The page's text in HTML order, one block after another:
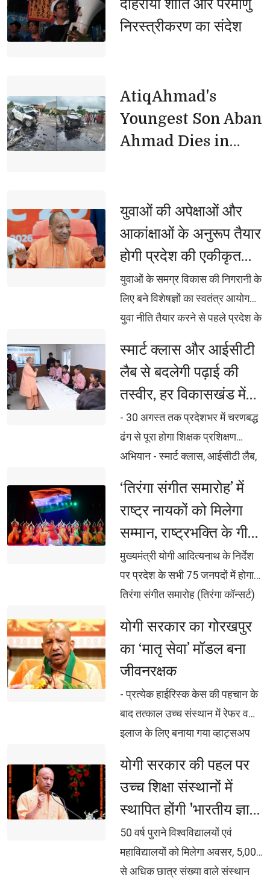
दोहराया शांति और परमाणु
निरस्त्रीकरण का संदेश
AtiqAhmad's
Youngest Son Aban
Ahmad Dies in
युवाओं की अपेक्षाओं और
आकांक्षाओं के अनुरूप तैयार
होगी प्रदेश की एकीकृत
युवा नीति: मुख्यमंत्री
युवाओं के समग्र विकास की निगरानी के
लिए बने विशेषज्ञों का स्वतंत्र आयोग
युवा नीति तैयार करने से पहले प्रदेश के
अपेक्षाओं, आकांक्षाओं और
आवश्यकताओं को समझा जाए :
मुख्यमंत्री शिक्षा, कौशल, रोजगार,
स्वास्थ्य और नेतृत्व विकास को एकीकृत
करेगी नई युवा नीति सरदार वल्लभभाई
पटेल इंडस्ट्रियल एंड एम्प्लायमेंट ज़ोन
निर्देश मुख्यमंत्री अभ्युदय कोचिंग
योजना को और प्रभावी बनाने तथा हर
विश्वविद्यालय और महाविद्यालय तक
विस्तार पर हो विचार: मुख्यमंत्री योगी
खेल गतिविधियां युवाओं को नशे से दूर
रखने का प्रभावी माध्यम, खेल
स्मार्ट क्लास और आईसीटी
लैब से बदलेगी पढ़ाई की
तस्वीर, हर विकासखंड में
तैयार होंगे मास्टर ट्रेनर
- 30 अगस्त तक प्रदेशभर में चरणबद्ध
ढंग से पूरा होगा शिक्षक प्रशिक्षण
अभियान - स्मार्ट क्लास, आईसीटी लैब,
उपयोग का मिलेगा व्यावहारिक प्रशिक्षण
- ऑनलाइन मॉनिटरिंग, प्री-टेस्ट,
पोस्ट-टेस्ट और एस्केलेशन मैट्रिक्स से
सुनिश्चित होगी गुणवत्ता - योगी सरकार
ने जारी किए विस्तृत दिशा-निर्देश
‘तिरंगा संगीत समारोह’ में
राष्ट्र नायकों को मिलेगा
सम्मान, राष्ट्रभक्ति के गीतों
पर झूमेगा प्रदेश
मुख्यमंत्री योगी आदित्यनाथ के निर्देश
पर प्रदेश के सभी 75 जनपदों में होगा
तिरंगा संगीत समारोह (तिरंगा कॉन्सर्ट)
देशभक्ति का संचार कर रही डबल इंजन
सरकार राजधानी लखनऊ में 1090,
घंटाघर चौक, हजरतगंज, जनेश्वर मिश्र
पार्क, एमरॉल्ड मॉल, लुलु मॉल समेत
विभिन्न स्थानों पर होगा ‘तिरंगा कॉन्सर्ट’
कॉन्सर्ट में वंदे मातरम, देशभक्ति गीत-
से होगी देशभक्ति के गीतों की संगीतमय
प्रस्तुति
योगी सरकार का गोरखपुर
का ‘मातृ सेवा’ मॉडल बना
जीवनरक्षक
- प्रत्येक हाईरिस्क केस की पहचान के
बाद तत्काल उच्च संस्थान में रेफर व
इलाज के लिए बनाया गया व्हाट्सअप
हैमरेज, 43 अतिगंभीर एनिमिया व 19
एक्लम्पसिया के मरीज बचाए गए अब
आसपास के जिलों के हाईरिस्क मरीजों
को भी गोरखपुर में एडमिट किया जा रहा
योगी सरकार की पहल पर
उच्च शिक्षा संस्थानों में
स्थापित होंगी 'भारतीय ज्ञान
परंपरा संवर्धन शोधपीठ'
50 वर्ष पुराने विश्वविद्यालयों एवं
महाविद्यालयों को मिलेगा अवसर, 5,000
से अधिक छात्र संख्या वाले संस्थान